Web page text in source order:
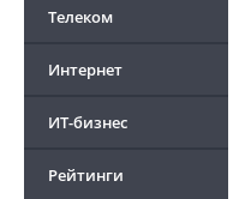
Телеком
Интернет
ИТ-бизнес
Рейтинги